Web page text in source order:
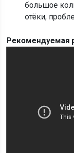
большое
отёки,
Рекомендуемая